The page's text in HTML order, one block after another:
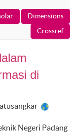
di
Negeri Padang